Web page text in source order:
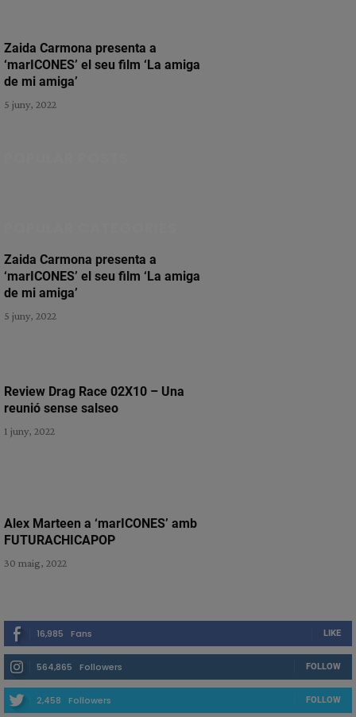
Zaida Carmona presenta a
‘marICONES’ el seu film ‘La amiga
de mi amiga’
5 juny, 2022
Zaida Carmona presenta a
‘marICONES’ el seu film ‘La amiga
de mi amiga’
5 juny, 2022
Review Drag Race 02X10 – Una
reunió sense salseo
1 juny, 2022
Alex Marteen a ‘marICONES’ amb
FUTURACHICAPOP
30 maig, 2022
16,985 Fans LIKE
564,865 Followers FOLLOW
2,458 Followers FOLLOW